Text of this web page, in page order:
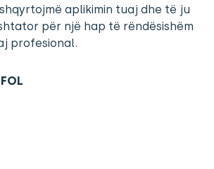
aplikimin tuaj dhe të ju
për një hap të rëndësishëm
profesional.